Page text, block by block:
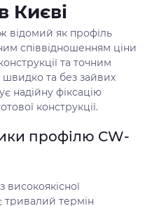
Києві
відомий як профіль
співвідношенням ціни
та точним
та без зайвих
надійну фіксацію
конструкції.
профілю CW-
тривалий термін